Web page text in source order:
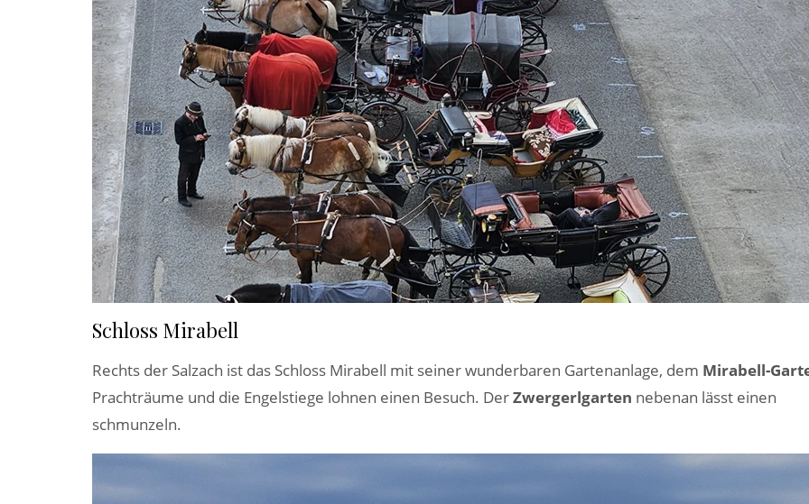
Schloss Mirabell
Rechts der Salzach ist das Schloss Mirabell mit seiner wunderbaren Gartenanlage, dem Mirabell-
Prachträume und die Engelstiege lohnen einen Besuch. DerZwergerlgarten nebenan lässt einen
schmunzeln.